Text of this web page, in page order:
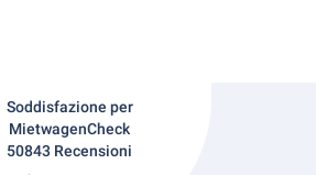
Soddisfazione per
MietwagenCheck
50843 Recensioni